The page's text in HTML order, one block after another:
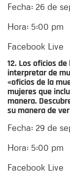
Fecha: 26 de
Hora: 5:00 pm
Facebook Live
12. Los oficios
interpretar de
«oficios de la
mujeres que
manera.
su manera de
Fecha: 29 de
Hora: 5:00 pm
Facebook Live